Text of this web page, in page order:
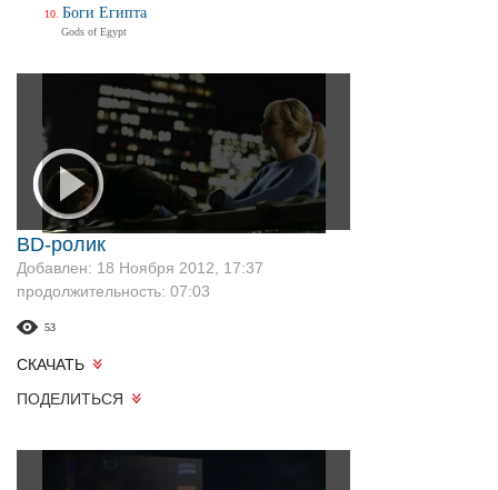
BD-ролик
Добавлен: 18 Ноября 2012, 17:37
продолжительность: 07:03
53
СКАЧАТЬ
ПОДЕЛИТЬСЯ
Боги Египта
Gods of Egypt